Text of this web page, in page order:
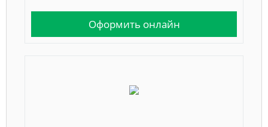
Оформить онлайн